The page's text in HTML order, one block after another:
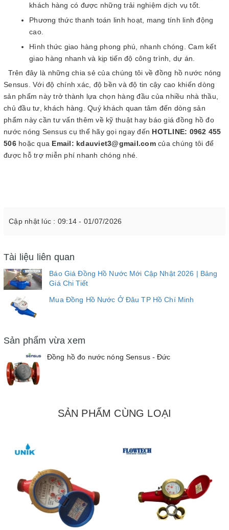
khách hàng có được những trải nghiệm dịch vụ tốt.
Phương thức thanh toán linh hoạt, mang tính linh động
cao.
Hình thức giao hàng phong phú, nhanh chóng. Cam kết
giao hàng nhanh và kịp tiến độ công trình, dự án.
Trên đây là những chia sẻ của chúng tôi về đồng hồ nước nóng
Sensus. Với độ chính xác, độ bền và độ tin cậy cao khiến dòng
sản phẩm này trở thành lựa chọn hàng đầu của nhiều nhà thầu,
chủ đầu tư, khách hàng. Quý khách quan tâm đến dòng sản
phẩm này cần tư vấn thêm về kỹ thuật hay báo giá đồng hồ đo
nước nóng Sensus cụ thể hãy gọi ngay đến HOTLINE: 0962 455
506hoặc qua Email: kdauviet3@gmail.comcủa chúng tôi để
được hỗ trợ miễn phí nhanh chóng nhé.
Cập nhật lúc : 09:14 - 01/07/2026
Tài liệu liên quan
Báo Giá Đồng Hồ Nước Mới Cập Nhật 2026 | Bảng
Giá Chi Tiết
Mua Đồng Hồ Nước Ở Đâu TP Hồ Chí Minh
Sản phẩm vừa xem
Đồng hồ đo nước nóng Sensus - Đức
SẢN PHẨM CÙNG LOẠI